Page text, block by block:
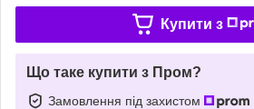
Купити з
Що таке купити з Пром?
Замовлення під захистом